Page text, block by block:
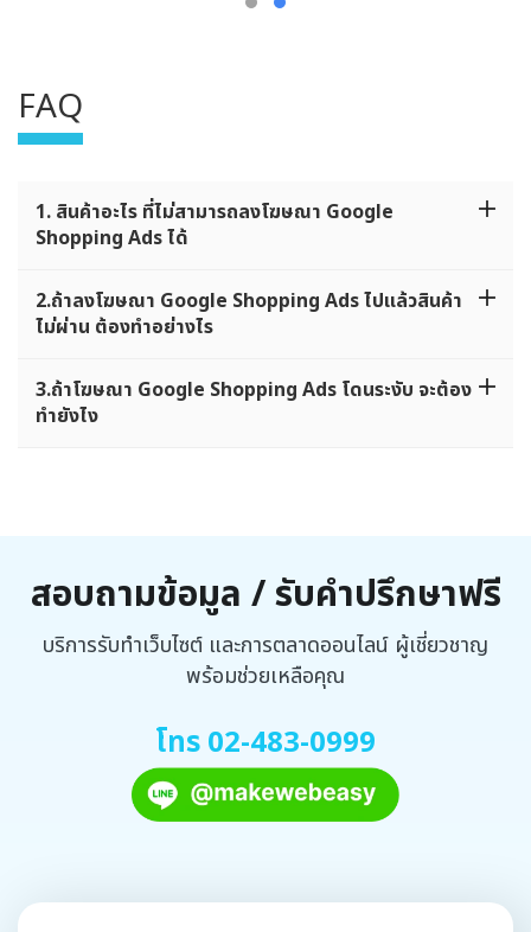
FAQ
1. สินค้าอะไร ที่ไม่สามารถลงโฆษณา Google
Shopping Ads ได้
2.ถ้าลงโฆษณา Google Shopping Ads ไปแล้วสินค้า
ไม่ผ่าน ต้องทำอย่างไร
3.ถ้าโฆษณา Google Shopping Ads โดนระงับ จะต้อง
ทำยังไง
สอบถามข้อมูล / รับคำปรึกษาฟรี
บริการรับทำเว็บไซต์ และการตลาดออนไลน์ ผู้เชี่ยวชาญ
พร้อมช่วยเหลือคุณ
โทร 02-483-0999